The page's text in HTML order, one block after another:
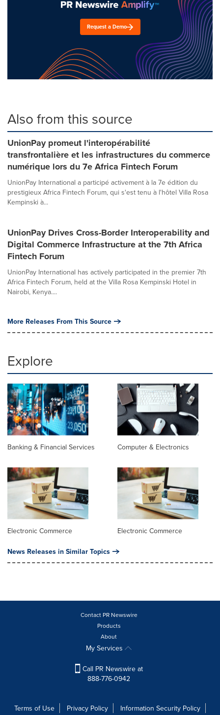
Request a Demo
Also from this source
UnionPay promeut l'interopérabilité
transfrontalière et les infrastructures du commerce
numérique lors du 7e Africa Fintech Forum
UnionPay International a participé activement à la 7e édition du
prestigieux Africa Fintech Forum, qui s'est tenu à l'hôtel Villa Rosa
Kempinski à...
UnionPay Drives Cross-Border Interoperability and
Digital Commerce Infrastructure at the 7th Africa
Fintech Forum
UnionPay International has actively participated in the premier 7th
Africa Fintech Forum, held at the Villa Rosa Kempinski Hotel in
Nairobi, Kenya....
More Releases From This Source
Explore
Banking & Financial Services Computer & Electronics
Electronic Commerce Electronic Commerce
News Releases in Similar Topics
Contact PR Newswire
Products
About
My Services
Call PR Newswire at
888-776-0942
Terms of Use Privacy Policy Information Security Policy